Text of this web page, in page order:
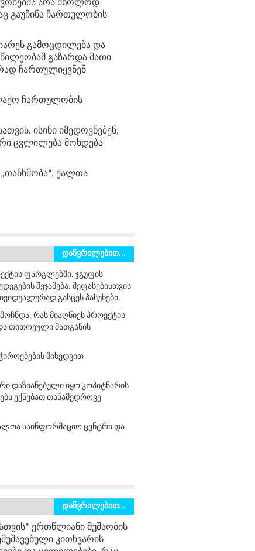
არა მხოლოდ
გაუჩინა ჩართულობის
გამოცდილება და
გაზარდა მათი
ჩართულიყვნენ
ჩართულობის
. ისინი იმედოვნებენ,
ცვლილება მოხდება
ქალთა
დაწვრილებით...
ფარგლებში. ჯგუფის
შეჯამება. შეფასებისთვის
გასცეს პასუხები.
რას მიაღწიეს პროექტის
თითოეული მათგანის
მიხედვით
დაზიანებული იყო კოპიტნარის
ექნებათ თანამედროვე
საინფორმაციო ცენტრი და
დაწვრილებით...
ერთწლიანი მუშაობის
კითხვარის